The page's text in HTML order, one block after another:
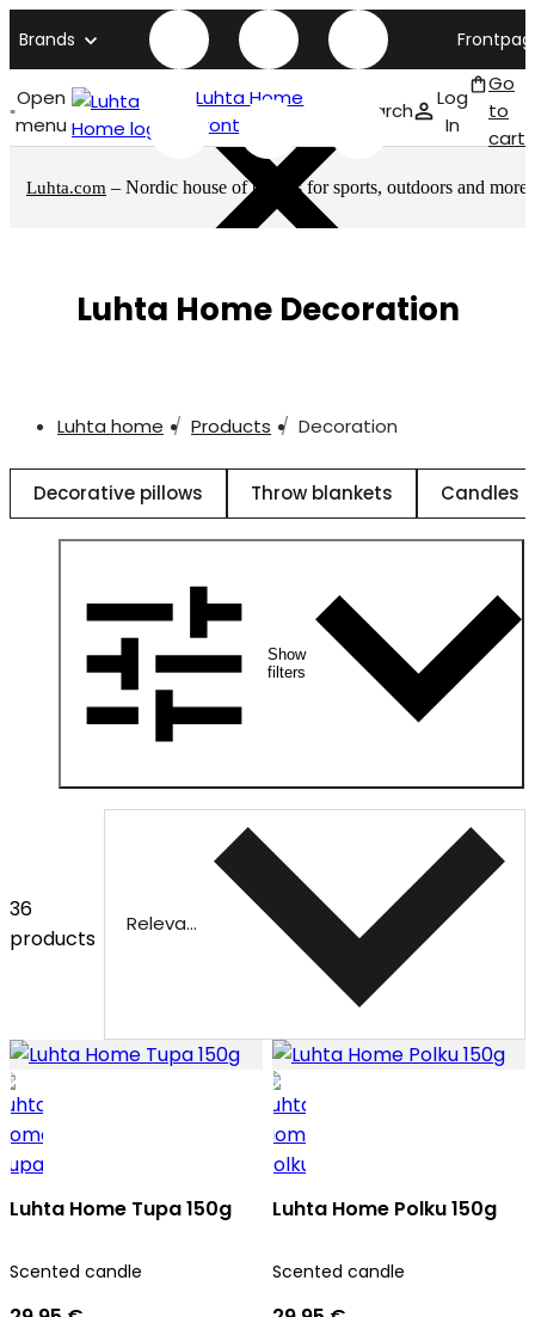
Brands
Open
menu
Luhta Home
front page
Search
Log
In
Go
to
cart
Luhta.com – Nordic house of brands for sports, outdoors and more
Luhta Home Decoration
Luhta home Products Decoration
Decorative pillows Throw blankets Candles
Show
filters
36
products
Relevance
Luhta Home Tupa 150g
Scented candle
Luhta Home Polku 150g
Scented candle